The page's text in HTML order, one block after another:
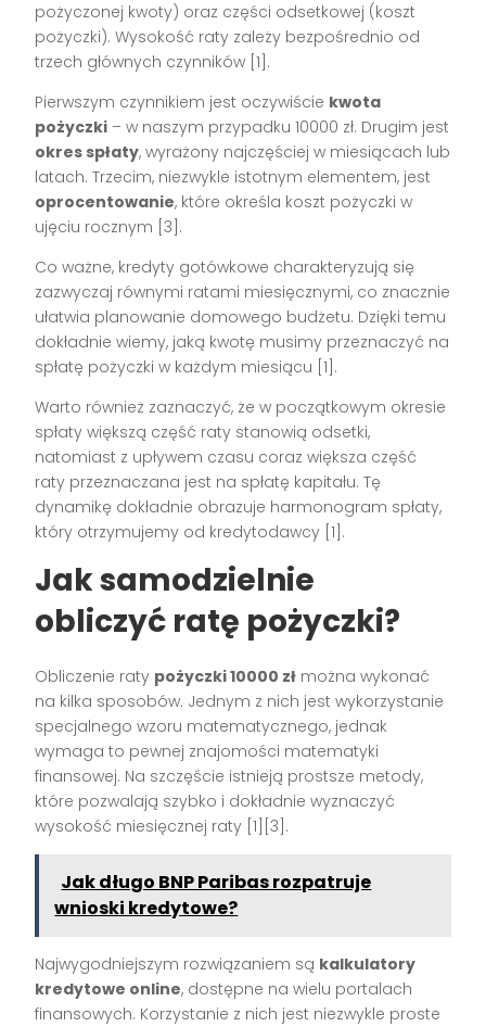
pożyczonej kwoty) oraz części odsetkowej (koszt
pożyczki). Wysokość raty zależy bezpośrednio od
trzech głównych czynników [1].
Pierwszym czynnikiem jest oczywiście kwota
pożyczki – w naszym przypadku 10000 zł. Drugim jest
okres spłaty, wyrażony najczęściej w miesiącach lub
latach. Trzecim, niezwykle istotnym elementem, jest
oprocentowanie, które określa koszt pożyczki w
ujęciu rocznym [3].
Co ważne, kredyty gotówkowe charakteryzują się
zazwyczaj równymi ratami miesięcznymi, co znacznie
ułatwia planowanie domowego budżetu. Dzięki temu
dokładnie wiemy, jaką kwotę musimy przeznaczyć na
spłatę pożyczki w każdym miesiącu [1].
Warto również zaznaczyć, że w początkowym okresie
spłaty większą część raty stanowią odsetki,
natomiast z upływem czasu coraz większa część
raty przeznaczana jest na spłatę kapitału. Tę
dynamikę dokładnie obrazuje harmonogram spłaty,
który otrzymujemy od kredytodawcy [1].
Jak samodzielnie
obliczyć ratę pożyczki?
Obliczenie raty pożyczki 10000 zł można wykonać
na kilka sposobów. Jednym z nich jest wykorzystanie
specjalnego wzoru matematycznego, jednak
wymaga to pewnej znajomości matematyki
finansowej. Na szczęście istnieją prostsze metody,
które pozwalają szybko i dokładnie wyznaczyć
wysokość miesięcznej raty [1][3].
Jak długo BNP Paribas rozpatruje
wnioski kredytowe?
Najwygodniejszym rozwiązaniem są kalkulatory
kredytowe online, dostępne na wielu portalach
finansowych. Korzystanie z nich jest niezwykle proste